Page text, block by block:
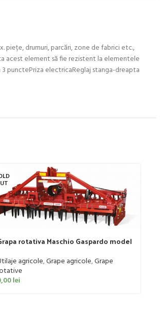
piețe, drumuri, parcări, zone de fabrici etc.,
acest element să fie rezistent la elementele
punctePriza electricaReglaj stanga-dreapta
rotativa Maschio Gaspardo model
agricole,Grape agricole,Grape
lei